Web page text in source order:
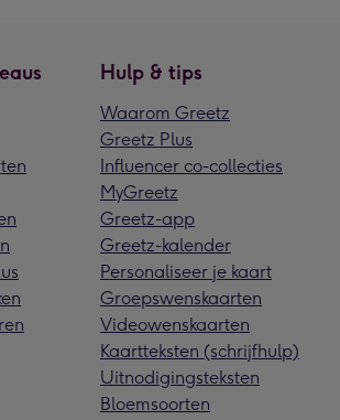
Hulp & tips
Waarom Greetz
Greetz Plus
Influencer co-collecties
MyGreetz
Greetz-app
Greetz-kalender
Personaliseer je kaart
Groepswenskaarten
Videowenskaarten
Kaartteksten (schrijfhulp)
Uitnodigingsteksten
Bloemsoorten